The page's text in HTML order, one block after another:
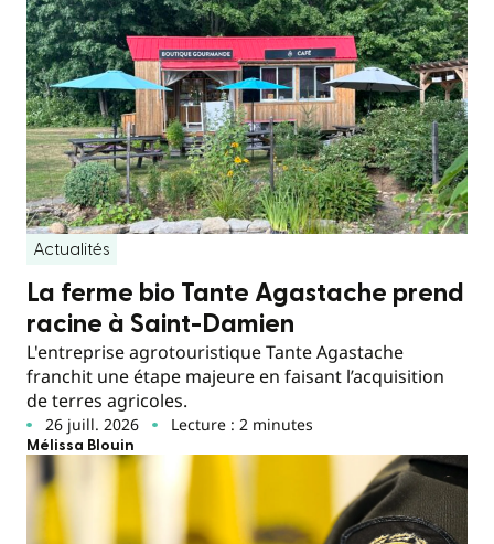
Actualités
La ferme bio Tante Agastache prend
racine à Saint-Damien
L'entreprise agrotouristique Tante Agastache
franchit une étape majeure en faisant l’acquisition
de terres agricoles.
26 juill. 2026 Lecture : 2 minutes
Mélissa Blouin